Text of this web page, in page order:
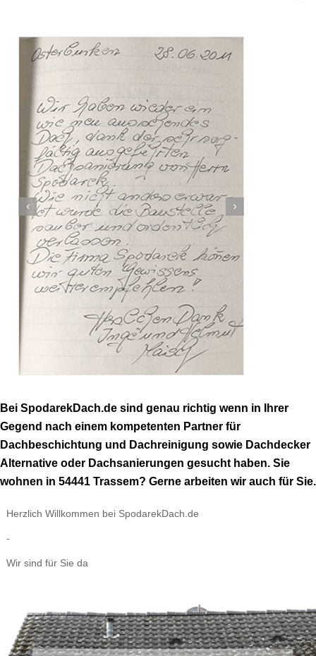
Bei SpodarekDach.de sind genau richtig wenn in Ihrer
Gegend nach einem kompetenten Partner für
Dachbeschichtung und Dachreinigung sowie Dachdecker
Alternative oder Dachsanierungen gesucht haben. Sie
wohnen in 54441 Trassem? Gerne arbeiten wir auch für Sie.
Herzlich Willkommen bei SpodarekDach.de
-
Wir sind für Sie da